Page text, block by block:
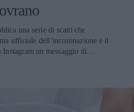
una serie di scatti che
ufficiale dell’incoronazione e il
un messaggio di